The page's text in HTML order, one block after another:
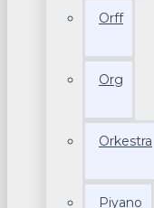
Orff
Org
Orkestra
Piyano